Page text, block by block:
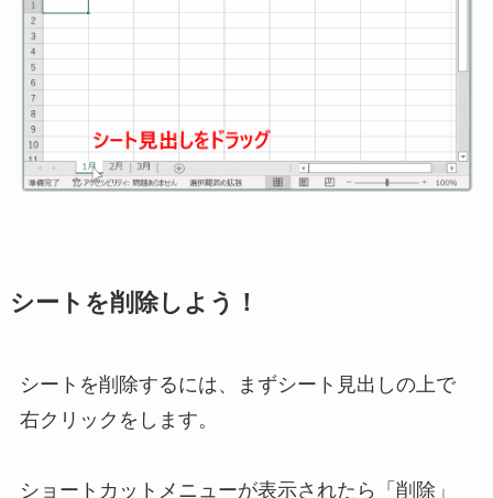
シートを削除しよう！
シートを削除するには、まずシート見出しの上で
右クリックをします。
ショートカットメニューが表示されたら「削除」